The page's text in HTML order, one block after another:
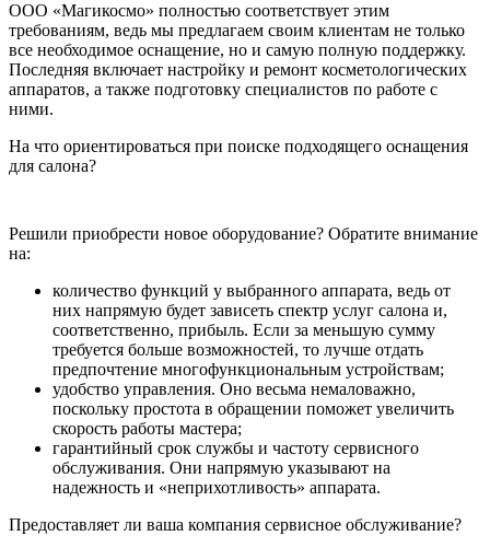
ООО «Магикосмо» полностью соответствует этим
требованиям, ведь мы предлагаем своим клиентам не только
все необходимое оснащение, но и самую полную поддержку.
Последняя включает настройку и ремонт косметологических
аппаратов, а также подготовку специалистов по работе с
ними.
На что ориентироваться при поиске подходящего оснащения
для салона?
Решили приобрести новое оборудование? Обратите внимание
на:
количество функций у выбранного аппарата, ведь от
них напрямую будет зависеть спектр услуг салона и,
соответственно, прибыль. Если за меньшую сумму
требуется больше возможностей, то лучше отдать
предпочтение многофункциональным устройствам;
удобство управления. Оно весьма немаловажно,
поскольку простота в обращении поможет увеличить
скорость работы мастера;
гарантийный срок службы и частоту сервисного
обслуживания. Они напрямую указывают на
надежность и «неприхотливость» аппарата.
Предоставляет ли ваша компания сервисное обслуживание?